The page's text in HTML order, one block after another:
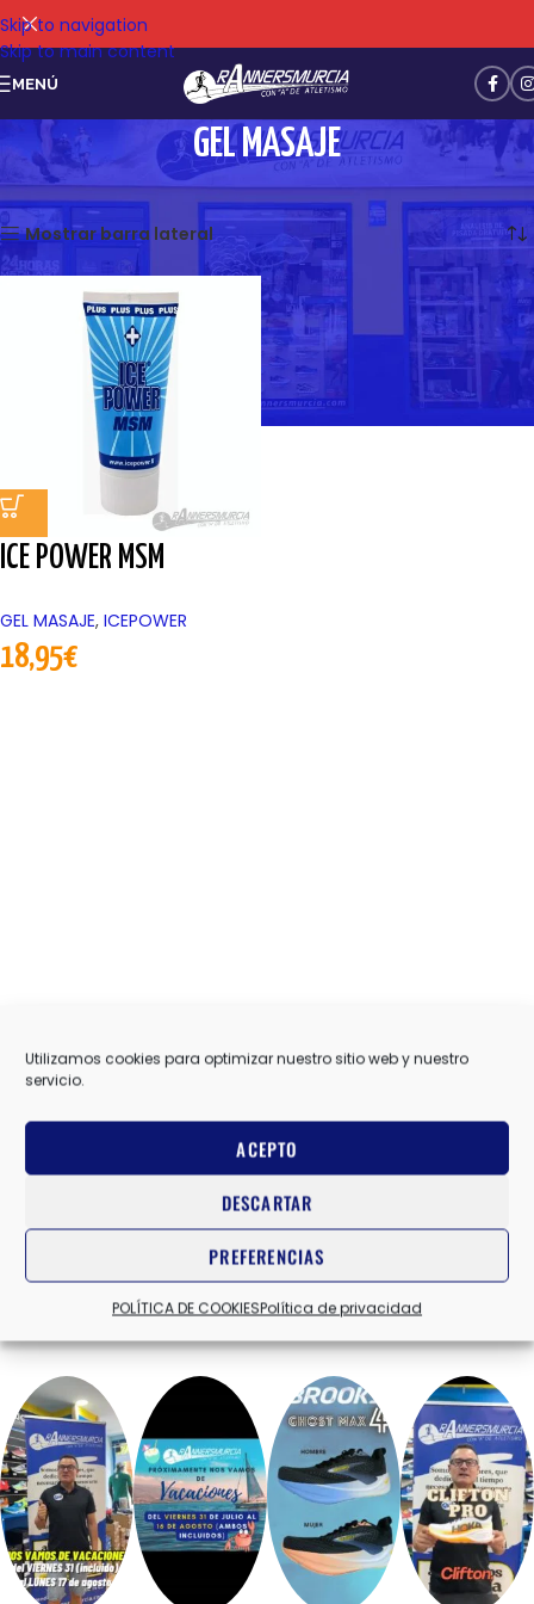
Utilizamos cookies para optimizar nuestro sitio web y nuestro
servicio.
ACEPTO
DESCARTAR
PREFERENCIAS
POLÍTICA DE COOKIESPolítica de privacidad
Skip to navigation
Skip to main content
MENÚ
GEL MASAJE
Mostrando el único resultado
Mostrar barra lateral
ICE POWER MSM
GEL MASAJE, ICEPOWER
18,95€